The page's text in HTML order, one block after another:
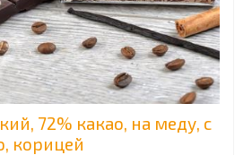
72% какао, на меду, с
корицей